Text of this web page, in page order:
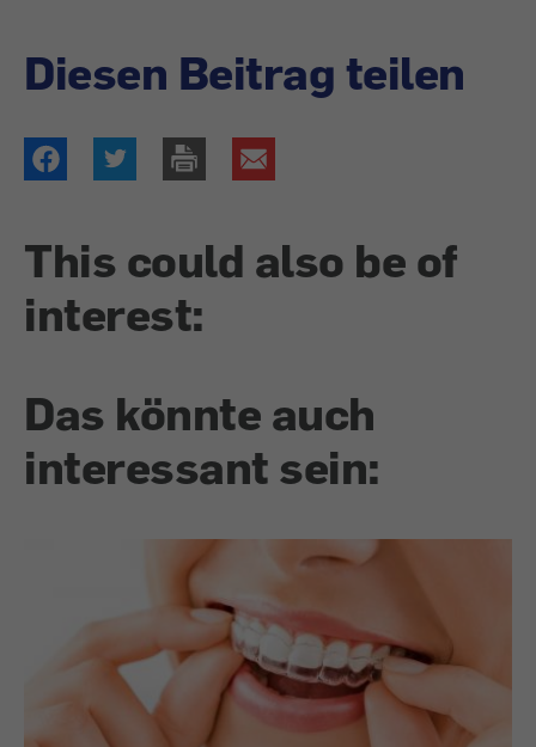
Diesen Beitrag teilen
This could also be of
interest:
Das könnte auch
interessant sein: